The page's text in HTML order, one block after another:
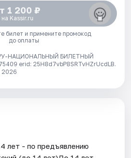
1 200 ₽
на Kassir.ru
билет и примените промокод
до оплаты
НАЦИОНАЛЬНЫЙ БИЛЕТНЫЙ
erid: 25H8d7vbP8SRTvHZrUcdLB.
2026
лет - по предъявлению